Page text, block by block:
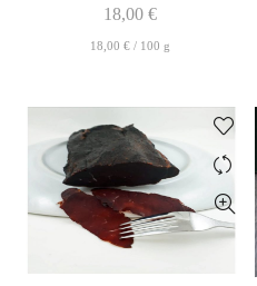
18,00 €
18,00 € / 100 g